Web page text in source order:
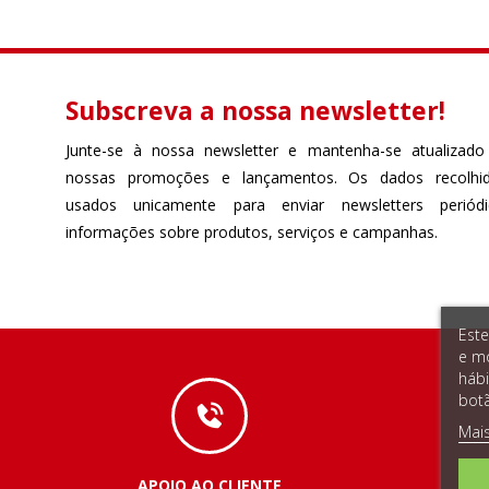
Subscreva a nossa newsletter!
Junte-se à nossa newsletter e mantenha-se
nossas promoções e lançamentos. Os dados
usados unicamente para enviar newsletters
informações sobre produtos, serviços e campanhas.
e